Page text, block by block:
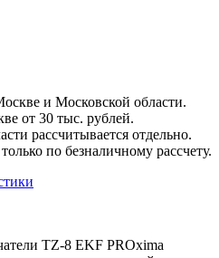
и Московской области.
от 30 тыс. рублей.
рассчитывается отдельно.
по безналичному рассчету.
TZ-8 EKF PROxima